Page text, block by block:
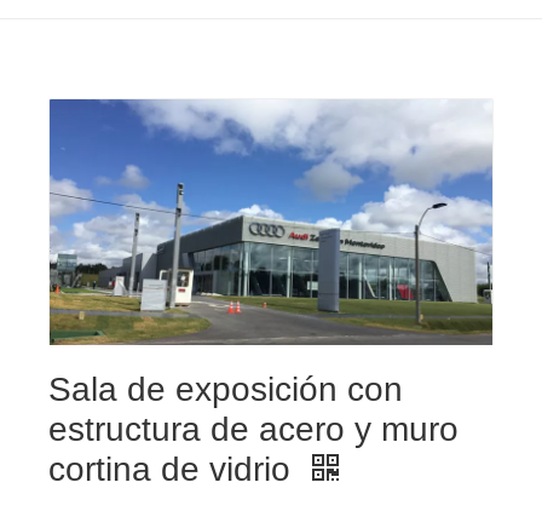
Sala de exposición con
estructura de acero y muro
cortina de vidrio